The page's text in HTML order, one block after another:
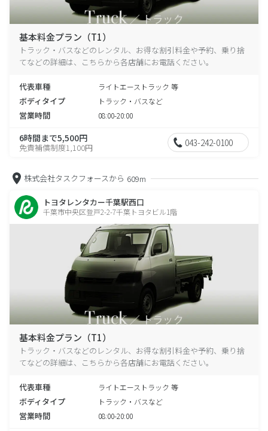
基本料金プラン（T1）
トラック・バスなどのレンタル、お得な割引料金や予約、乗り捨
てなどの詳細は、こちらから各店舗にお電話ください。
代表車種 ライトエーストラック 等
ボディタイプ トラック・バスなど
営業時間 08:00-20:00
6時間まで5,500円
免責補償制度1,100円 043-242-0100
株式会社タスクフォースから 609m
トヨタレンタカー千葉駅西口
千葉市中央区登戸2-2-7千葉トヨタビル1階
基本料金プラン（T1）
トラック・バスなどのレンタル、お得な割引料金や予約、乗り捨
てなどの詳細は、こちらから各店舗にお電話ください。
代表車種 ライトエーストラック 等
ボディタイプ トラック・バスなど
営業時間 08:00-20:00